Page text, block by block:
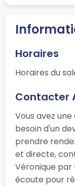
Horaires
Horaires du
Contacter
Vous avez
besoin d'un
prendre
et directe,
Véronique par
écoute pour